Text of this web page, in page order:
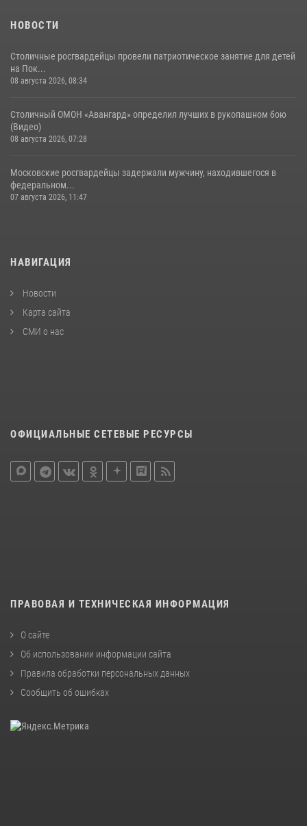
НОВОСТИ
Столичные росгвардейцы провели патриотическое занятие для детей
на Пок...
08 августа 2026, 08:34
Столичный ОМОН «Авангард» определил лучших в рукопашном бою
(Видео)
08 августа 2026, 07:28
Московские росгвардейцы задержали мужчину, находившегося в
федеральном...
07 августа 2026, 11:47
НАВИГАЦИЯ
Новости
Карта сайта
СМИ о нас
ОФИЦИАЛЬНЫЕ СЕТЕВЫЕ РЕСУРСЫ
ПРАВОВАЯ И ТЕХНИЧЕСКАЯ ИНФОРМАЦИЯ
О сайте
Об использовании информации сайта
Правила обработки персональных данных
Сообщить об ошибках